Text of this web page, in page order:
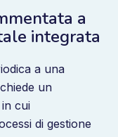
a
integrata
a una
un
cui
di gestione